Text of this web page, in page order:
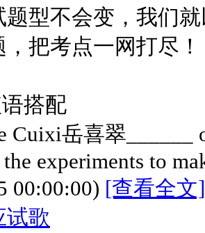
题型不会变，我们
把考点一网打尽！
搭配
岳喜翠______
experiments to
00:00:00) [查看全文]
试歌